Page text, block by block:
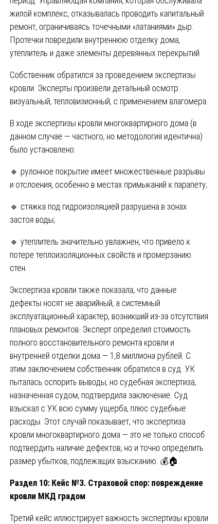
жилой комплекс, отказывалась проводить капитальный
ремонт, ограничиваясь точечными «латаниями» дыр.
Протечки повредили внутреннюю отделку дома,
утеплитель и даже элементы деревянных перекрытий.
Собственник обратился за проведением экспертизы
кровли. Эксперты произвели детальный осмотр:
визуальный, тепловизионный, с применением влагомера.
В ходе экспертизы кровли многоквартирного дома (в
данном случае — частного, но методология идентична)
было установлено:
🔹 рулонное покрытие имеет множественные разрывы
и отслоения, особенно в местах примыканий к парапету;
🔹 стяжка под гидроизоляцией разрушена в зонах
застоя воды;
🔹 утеплитель значительно увлажнен, что привело к
потере теплоизоляционных свойств и промерзанию
стен.
Экспертиза кровли также показала, что данные
дефекты носят не аварийный, а системный
эксплуатационный характер, возникший из-за отсутствия
плановых ремонтов. Эксперт определил стоимость
полного восстановительного ремонта кровли и
внутренней отделки дома — 1,8 миллиона рублей. С
этим заключением собственник обратился в суд. УК
пыталась оспорить выводы, но судебная экспертиза,
назначенная судом, подтвердила заключение. Суд
взыскал с УК всю сумму ущерба, плюс судебные
расходы. Этот случай показывает, что экспертиза
кровли многоквартирного дома — это не только способ
подтвердить наличие дефектов, но и точно определить
размер убытков, подлежащих взысканию. 💰🏠
Раздел 10: Кейс №3. Страховой спор: повреждение
кровли МКД градом
Третий кейс иллюстрирует важность экспертизы кровли